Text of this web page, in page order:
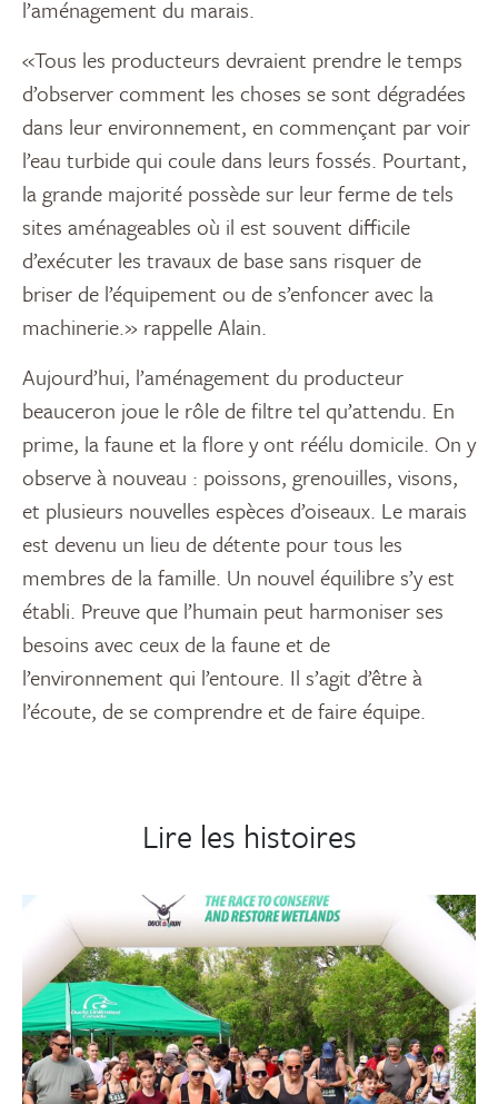
l’aménagement du marais.
«Tous les producteurs devraient prendre le temps
d’observer comment les choses se sont dégradées
dans leur environnement, en commençant par voir
l’eau turbide qui coule dans leurs fossés. Pourtant,
la grande majorité possède sur leur ferme de tels
sites aménageables où il est souvent difficile
d’exécuter les travaux de base sans risquer de
briser de l’équipement ou de s’enfoncer avec la
machinerie.» rappelle Alain.
Aujourd’hui, l’aménagement du producteur
beauceron joue le rôle de filtre tel qu’attendu. En
prime, la faune et la flore y ont réélu domicile. On y
observe à nouveau : poissons, grenouilles, visons,
et plusieurs nouvelles espèces d’oiseaux. Le marais
est devenu un lieu de détente pour tous les
membres de la famille. Un nouvel équilibre s’y est
établi. Preuve que l’humain peut harmoniser ses
besoins avec ceux de la faune et de
l’environnement qui l’entoure. Il s’agit d’être à
l’écoute, de se comprendre et de faire équipe.
Lire les histoires